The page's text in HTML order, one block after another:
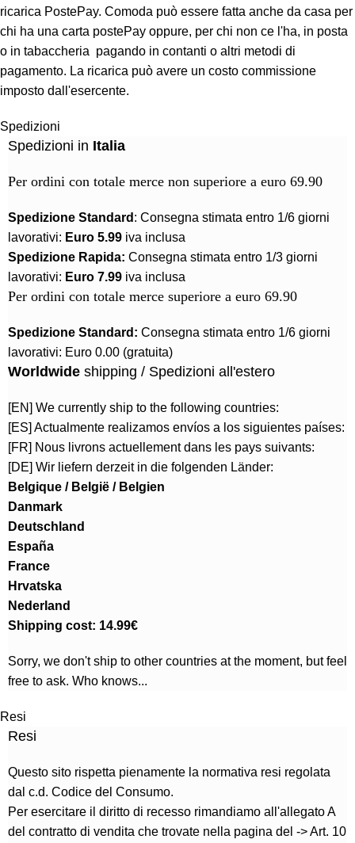
ricarica PostePay. Comoda può essere fatta anche da casa per
chi ha una carta postePay oppure, per chi non ce l'ha, in posta
o in tabaccheria pagando in contanti o altri metodi di
pagamento. La ricarica può avere un costo commissione
imposto dall'esercente.
Spedizioni
Spedizioni in Italia
Per ordini con totale merce non superiore a euro 69.90
Spedizione Standard : Consegna stimata entro 1/6 giorni
lavorativi: Euro 5.99 iva inclusa
Spedizione Rapida: Consegna stimata entro 1/3 giorni
lavorativi: Euro 7.99 iva inclusa
Per ordini con totale merce superiore a euro 69.90
Spedizione Standard: Consegna stimata entro 1/6 giorni
lavorativi: Euro 0.00 (gratuita)
Worldwide shipping / Spedizioni all'estero
[EN] We currently ship to the following countries:
[ES] Actualmente realizamos envíos a los siguientes países:
[FR] Nous livrons actuellement dans les pays suivants:
[DE] Wir liefern derzeit in die folgenden Länder:
Belgique / België / Belgien
Danmark
Deutschland
España
France
Hrvatska
Nederland
Shipping cost: 14.99€
Sorry, we don't ship to other countries at the moment, but feel
free to ask. Who knows...
Resi
Resi
Questo sito rispetta pienamente la normativa resi regolata
dal c.d. Codice del Consumo.
Per esercitare il diritto di recesso rimandiamo all'allegato A
del contratto di vendita che trovate nella pagina del ->Art. 10